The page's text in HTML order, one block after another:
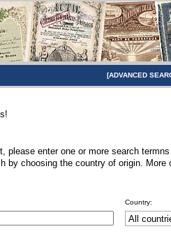
[ADVANCED
please enter one or more search
by choosing the country of origin. More
Country: